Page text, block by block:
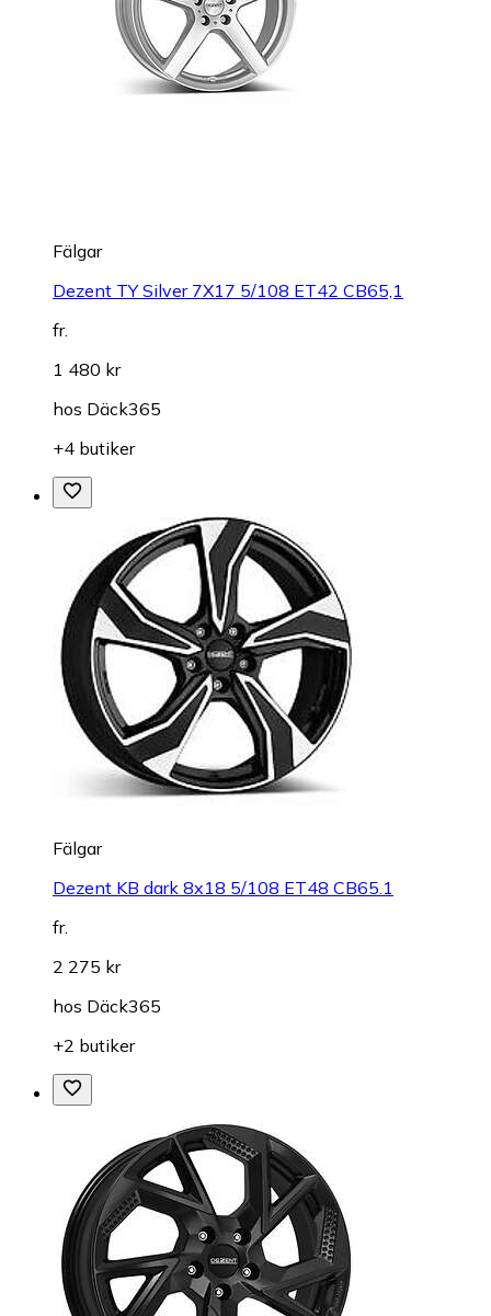
Fälgar
Dezent TY Silver 7X17 5/108 ET42 CB65,1
fr.
1 480 kr
hos Däck365
+4 butiker
Fälgar
Dezent KB dark 8x18 5/108 ET48 CB65.1
fr.
2 275 kr
hos Däck365
+2 butiker